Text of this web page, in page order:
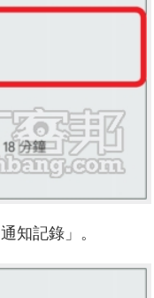
知記錄」。